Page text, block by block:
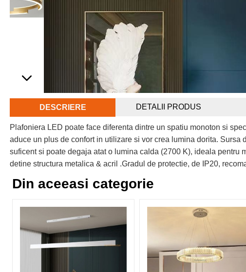
DESCRIERE DETALII PRODUS
Plafoniera LED poate face diferenta dintre un spatiu monoton si
aduce un plus de confort in utilizare si vor crea lumina dorita.
suficent si poate degaja atat o lumina calda (2700 K), ideala
detine structura metalica & acril .Gradul de protectie, de IP20,
Din aceeasi categorie